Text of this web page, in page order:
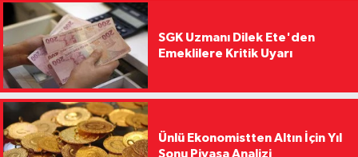
SGK Uzmanı Dilek Ete'den
Emeklilere Kritik Uyarı
Ünlü Ekonomistten Altın İçin Yıl
Sonu Piyasa Analizi